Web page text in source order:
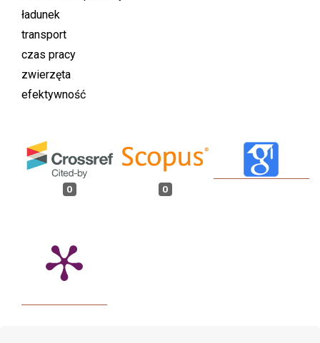
ładunek
transport
czas pracy
zwierzęta
efektywność
0 0